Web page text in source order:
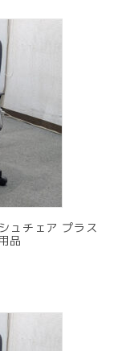
ュチェア プラス
品